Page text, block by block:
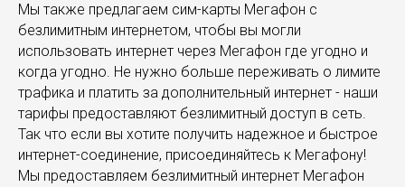
Мы также предлагаем сим-карты Мегафон с
безлимитным интернетом, чтобы вы могли
использовать интернет через Мегафон где угодно и
когда угодно. Не нужно больше переживать о лимите
трафика и платить за дополнительный интернет - наши
тарифы предоставляют безлимитный доступ в сеть.
Так что если вы хотите получить надежное и быстрое
интернет-соединение, присоединяйтесь к Мегафону!
Мы предоставляем безлимитный интернет Мегафон